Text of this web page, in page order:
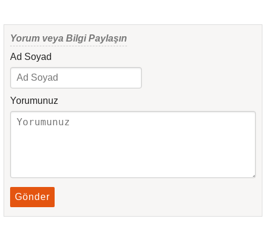
Yorum veya Bilgi Paylaşın
Ad Soyad
Yorumunuz
Gönder